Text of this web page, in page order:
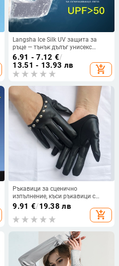
Langsha Ice Silk UV защита за
ръце — тънък дълъг унисекс
ръкав за охлаждане
6.91 - 7.12 €/
13.51 - 13.93 лв
add_shopping_cart
Ръкавици за сценично
изпълнение, къси ръкавици с
половин длан и цял пръст,
дамски DS, секси пънк уличен
танц в нощен клуб, сватбен
9.91 €/19.38 лв
add_shopping_cart